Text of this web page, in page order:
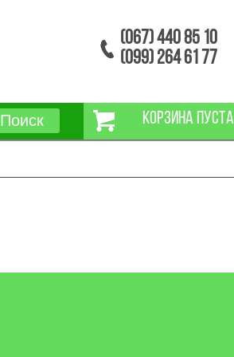
(067) 440 85 10
(099) 264 61 77
Поиск КОРЗИНА ПУСТА